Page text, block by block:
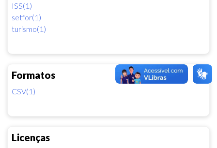
ISS(1)
setfor(1)
turismo(1)
Formatos
CSV(1)
Licenças